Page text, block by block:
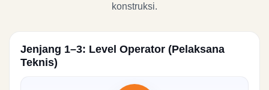
konstruksi.
Jenjang 1–3: Level Operator (Pelaksana
Teknis)